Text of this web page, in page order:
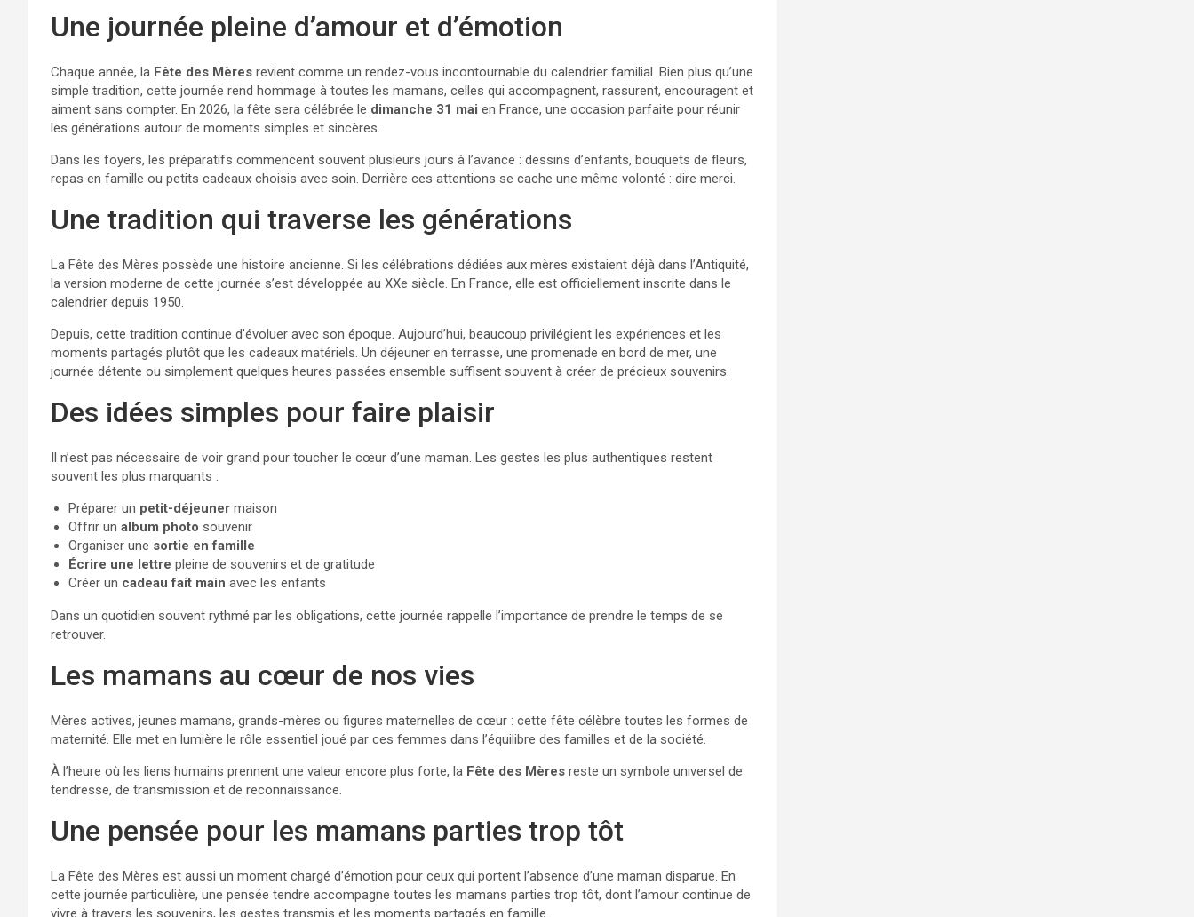
Une journée pleine d’amour et d’émotion
Chaque année, la Fête des Mères revient comme un rendez-vous incontournable du calendrier familial. Bien plus qu’une
simple tradition, cette journée rend hommage à toutes les mamans, celles qui accompagnent, rassurent, encouragent et
aiment sans compter. En 2026, la fête sera célébrée le dimanche 31 mai en France, une occasion parfaite pour réunir
les générations autour de moments simples et sincères.
Dans les foyers, les préparatifs commencent souvent plusieurs jours à l’avance : dessins d’enfants, bouquets de fleurs,
repas en famille ou petits cadeaux choisis avec soin. Derrière ces attentions se cache une même volonté : dire merci.
Une tradition qui traverse les générations
La Fête des Mères possède une histoire ancienne. Si les célébrations dédiées aux mères existaient déjà dans l’Antiquité,
la version moderne de cette journée s’est développée au XXe siècle. En France, elle est officiellement inscrite dans le
calendrier depuis 1950.
Depuis, cette tradition continue d’évoluer avec son époque. Aujourd’hui, beaucoup privilégient les expériences et les
moments partagés plutôt que les cadeaux matériels. Un déjeuner en terrasse, une promenade en bord de mer, une
journée détente ou simplement quelques heures passées ensemble suffisent souvent à créer de précieux souvenirs.
Des idées simples pour faire plaisir
Il n’est pas nécessaire de voir grand pour toucher le cœur d’une maman. Les gestes les plus authentiques restent
souvent les plus marquants :
Préparer un petit-déjeuner maison
Offrir un album photo souvenir
Organiser une sortie en famille
Écrire une lettre pleine de souvenirs et de gratitude
Créer un cadeau fait main avec les enfants
Dans un quotidien souvent rythmé par les obligations, cette journée rappelle l’importance de prendre le temps de se
retrouver.
Les mamans au cœur de nos vies
Mères actives, jeunes mamans, grands-mères ou figures maternelles de cœur : cette fête célèbre toutes les formes de
maternité. Elle met en lumière le rôle essentiel joué par ces femmes dans l’équilibre des familles et de la société.
À l’heure où les liens humains prennent une valeur encore plus forte, la Fête des Mères reste un symbole universel de
tendresse, de transmission et de reconnaissance.
Une pensée pour les mamans parties trop tôt
La Fête des Mères est aussi un moment chargé d’émotion pour ceux qui portent l’absence d’une maman disparue. En
cette journée particulière, une pensée tendre accompagne toutes les mamans parties trop tôt, dont l’amour continue de
vivre à travers les souvenirs, les gestes transmis et les moments partagés en famille.